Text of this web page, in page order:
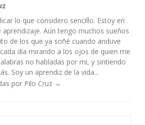
lo que considero sencillo. Estoy en
Aún tengo muchos sueños
de los que ya soñé cuando anduve
día mirando a los ojos de quien me
no habladas por mi, y sintiendo
Soy un aprendiz de la vida...
por Pilo Cruz →